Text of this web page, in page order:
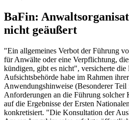
BaFin:
nicht geäußert
"Ein allgemeines Verbot der Führung
für Anwälte oder eine Verpflichtung,
kündigen, gibt es nicht", versicherte die
Aufsichtsbehörde habe im Rahmen
Anwendungshinweise (Besonderer
Anforderungen an die Führung solcher
auf die Ergebnisse der Ersten
konkretisiert. "Die Konsultation der